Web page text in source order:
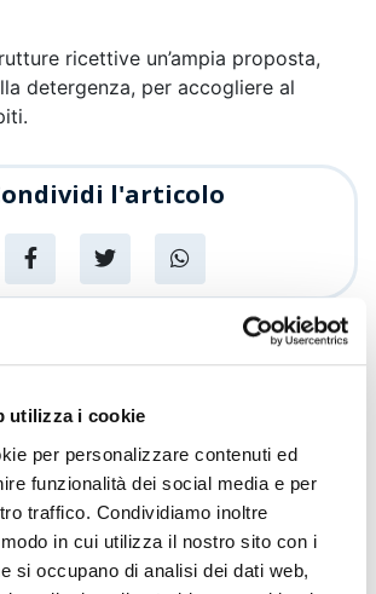
utilizza i cookie
per personalizzare contenuti ed
funzionalità dei social media e per
traffico. Condividiamo inoltre
in cui utilizza il nostro sito con i
si occupano di analisi dei dati web,
ricettive un’ampia proposta,
detergenza, per accogliere al
l'articolo
più Buoni
Oristano si rinnova: più
assortimento, più servizi